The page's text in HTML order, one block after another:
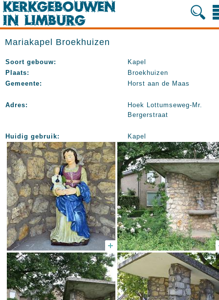
Mariakapel Broekhuizen
Soort gebouw:
Kapel
Plaats:
Broekhuizen
Gemeente:
Horst aan de Maas
Adres:
Hoek Lottumseweg-Mr.
Bergerstraat
Huidig gebruik: Kapel